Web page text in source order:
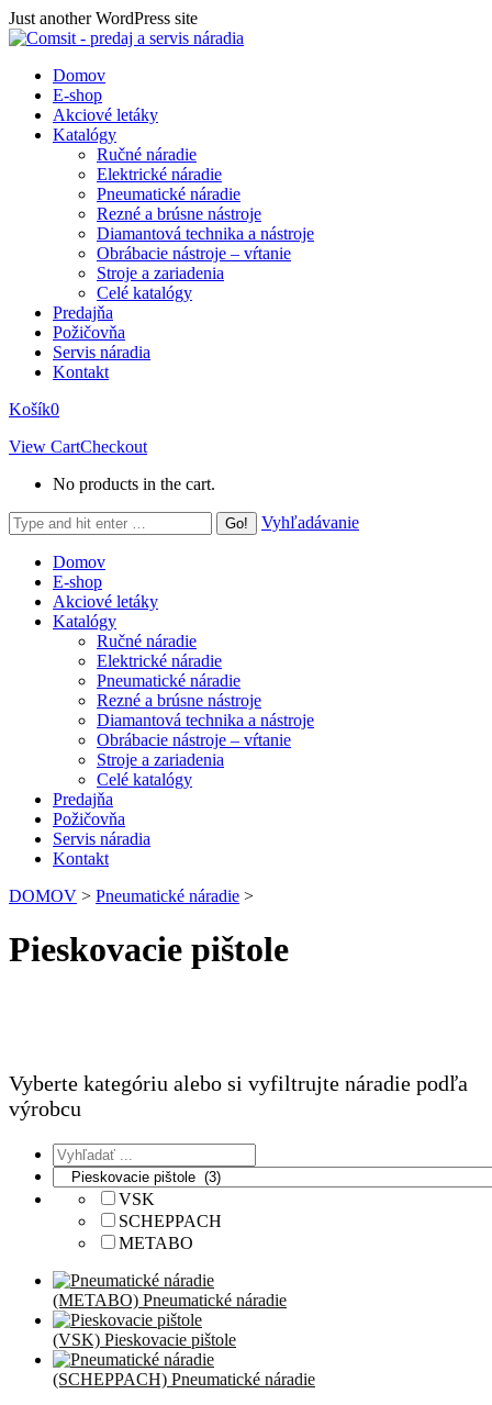
Skip
to
Just another WordPress site
Domov
E-shop
Akciové letáky
Katalógy
Ručné náradie
Elektrické náradie
Pneumatické náradie
Rezné a brúsne nástroje
Diamantová technika a nástroje
Obrábacie nástroje – vŕtanie
Stroje a zariadenia
Celé katalógy
Predajňa
Požičovňa
Servis náradia
Kontakt
Košík0
View CartCheckout
No products in the cart.
Search:
Vyhľadávanie
Domov
E-shop
Akciové letáky
Katalógy
Ručné náradie
Elektrické náradie
Pneumatické náradie
Rezné a brúsne nástroje
Diamantová technika a nástroje
Obrábacie nástroje – vŕtanie
Stroje a zariadenia
Celé katalógy
Predajňa
Požičovňa
Servis náradia
Kontakt
DOMOV > Pneumatické náradie >
Pieskovacie pištole
Vyberte kategóriu alebo si vyfiltrujte náradie podľa
výrobcu
VSK
SCHEPPACH
METABO
(METABO) Pneumatické náradie
(VSK) Pieskovacie pištole
(SCHEPPACH) Pneumatické náradie